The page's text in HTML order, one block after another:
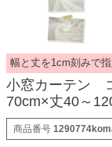
幅と丈を1cm刻みで
小窓カーテン
70cm×丈40～
商品番号